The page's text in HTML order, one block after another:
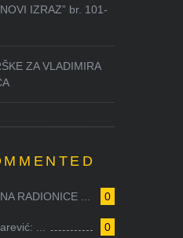
IZRAZ” br. 101-
ZA VLADIMIRA
0
RADIONICE ...
0
...